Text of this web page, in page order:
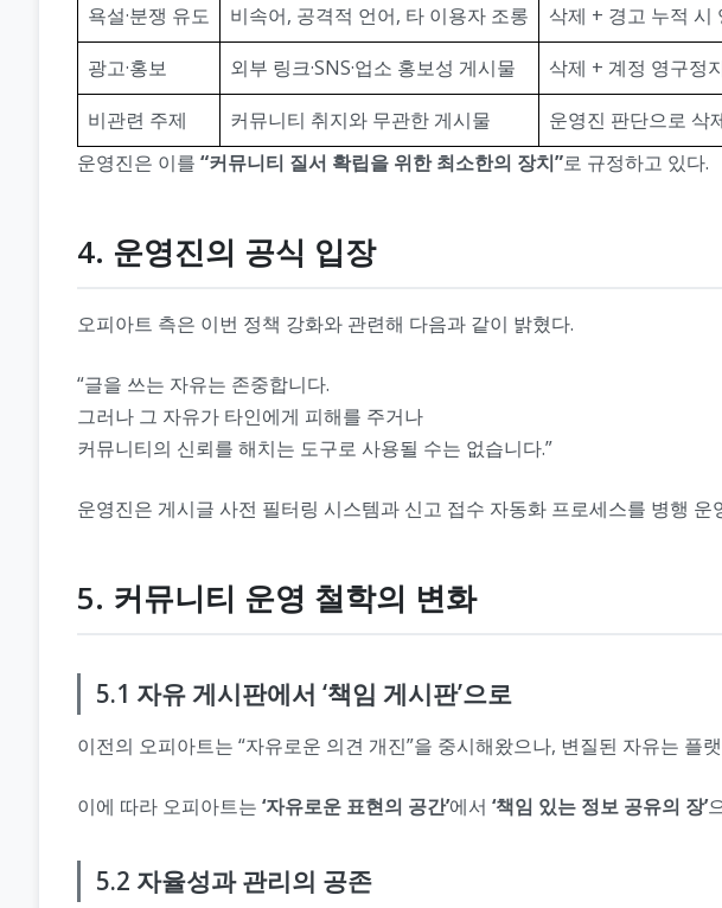
욕설·분쟁 유도
비속어, 공격적 언어, 타 이용자 조롱
삭제 + 경고 누적 시
광고·홍보
외부 링크·SNS·업소 홍보성 게시물
삭제 + 계정 영구정
비관련 주제
커뮤니티 취지와 무관한 게시물
운영진 판단으로 삭
운영진은 이를 “커뮤니티 질서 확립을 위한 최소한의 장치”로 규정하고 있다.
4. 운영진의 공식 입장
오피아트 측은 이번 정책 강화와 관련해 다음과 같이 밝혔다.
“글을 쓰는 자유는 존중합니다.
그러나 그 자유가 타인에게 피해를 주거나
커뮤니티의 신뢰를 해치는 도구로 사용될 수는 없습니다.”
운영진은 게시글 사전 필터링 시스템과 신고 접수 자동화 프로세스를 병행
5. 커뮤니티 운영 철학의 변화
5.1 자유 게시판에서 ‘책임 게시판’으로
이전의 오피아트는 “자유로운 의견 개진”을 중시해왔으나, 변질된 자유는 플
이에 따라 오피아트는 ‘자유로운 표현의 공간’에서 ‘책임 있는 정보 공유의 장’
5.2 자율성과 관리의 공존